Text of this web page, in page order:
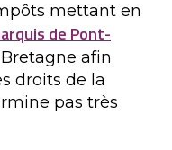
mettant en
de Pont-
afin
droits de la
pas très